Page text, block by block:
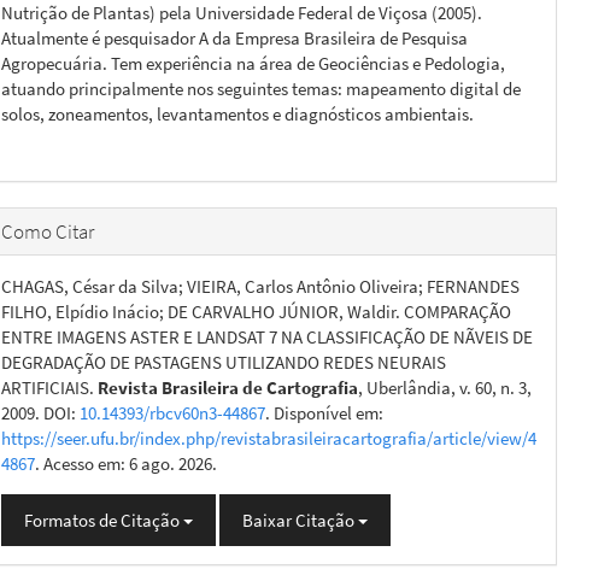
Nutrição de Plantas) pela Universidade Federal de Viçosa (2005).
Atualmente é pesquisador A da Empresa Brasileira de Pesquisa
Agropecuária. Tem experiência na área de Geociências e Pedologia,
atuando principalmente nos seguintes temas: mapeamento digital de
solos, zoneamentos, levantamentos e diagnósticos ambientais.
Como Citar
CHAGAS, César da Silva; VIEIRA, Carlos Antônio Oliveira; FERNANDES
FILHO, Elpídio Inácio; DE CARVALHO JÚNIOR, Waldir. COMPARAÇÃO
ENTRE IMAGENS ASTER E LANDSAT 7 NA CLASSIFICAÇÃO DE NÃVEIS DE
DEGRADAÇÃO DE PASTAGENS UTILIZANDO REDES NEURAIS
ARTIFICIAIS. Revista Brasileira de Cartografia, Uberlândia, v. 60, n. 3,
2009. DOI: 10.14393/rbcv60n3-44867. Disponível em:
https://seer.ufu.br/index.php/revistabrasileiracartografia/article/view/4
4867. Acesso em: 6 ago. 2026.
Formatos de Citação Baixar Citação